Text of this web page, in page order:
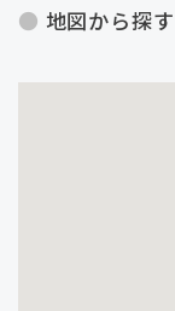
地図から探す